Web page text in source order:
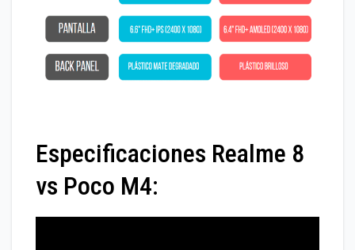
Especificaciones Realme 8
vs Poco M4: